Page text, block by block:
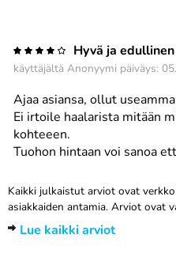
Hyvä ja edullinen
käyttäjältä Anonyymi päiväys:
Ajaa asiansa, ollut
Ei irtoile haalarista mitään
kohteeen.
Tuohon hintaan voi sanoa
Kaikki julkaistut arviot ovat
asiakkaiden antamia. Arviot ovat
Lue kaikki arviot